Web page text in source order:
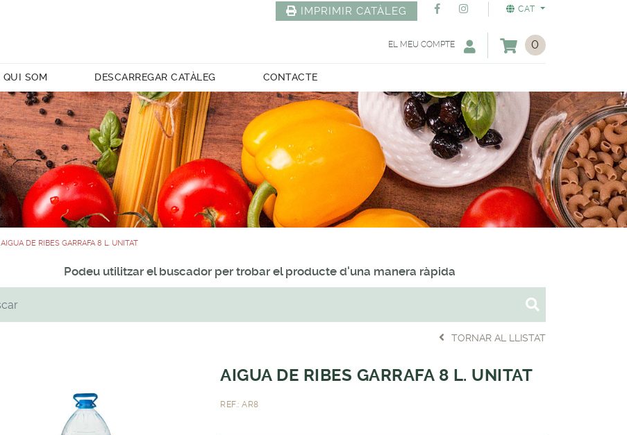
CAT
IMPRIMIR CATÀLEG
0
EL MEU COMPTE
QUI SOM DESCARREGAR CATÀLEG CONTACTE
AIGUA DE RIBES GARRAFA 8 L. UNITAT
Podeu utilitzar el buscador per trobar el producte d'una manera ràpida
TORNAR AL LLISTAT
AIGUA DE RIBES GARRAFA 8 L. UNITAT
REF.: AR8